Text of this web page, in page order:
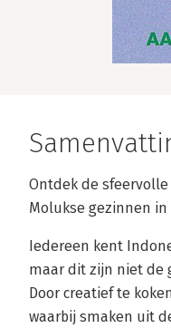
Ontdek de
Molukse gezinnen in
Iedereen kent
maar dit zijn niet de
Door creatief te
waarbij smaken uit